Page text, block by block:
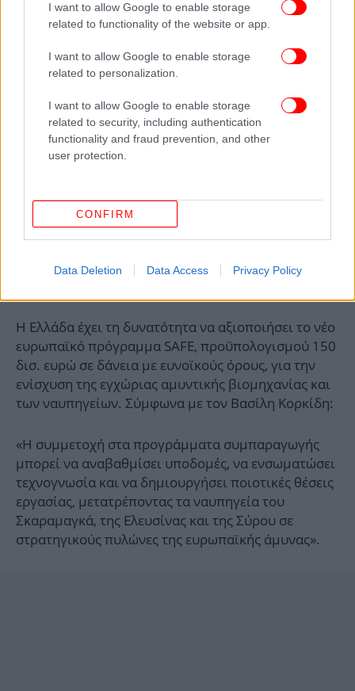
I want to allow Google to enable storage
related to functionality of the website or app.
I want to allow Google to enable storage
related to personalization.
I want to allow Google to enable storage
related to security, including authentication
functionality and fraud prevention, and other
user protection.
CONFIRM
Data Deletion Data Access Privacy Policy
διεκδικήσουν με αξιώσεις την αυτάρκεια της
ελληνικής ναυπηγικής βιομηχανίας στο πλαίσιο της
ευρωπαϊκής αμυντικής βιομηχανίας».
Στη δήλωσή του, ο κ. Κορκίδης υπογραμμίζει ότι η
ελληνική βιομηχανία διαθέτει τεχνογνωσία και
επιχειρησιακή ικανότητα, όπως αποδεικνύουν
προγράμματα Leopard, Rafale, Patriot, Iris και
και οικονομική υπεραξία, συνδέοντας τις ελληνικές
εταιρείες με πανευρωπαϊκές πρωτοβουλίες
Η Ελλάδα έχει τη δυνατότητα να αξιοποιήσει το νέο
ευρωπαϊκό πρόγραμμα SAFE, προϋπολογισμού 150
δισ. ευρώ σε δάνεια με ευνοϊκούς όρους, για την
ενίσχυση της εγχώριας αμυντικής βιομηχανίας και
των ναυπηγείων. Σύμφωνα με τον Βασίλη Κορκίδη:
«Η συμμετοχή στα προγράμματα συμπαραγωγής
μπορεί να αναβαθμίσει υποδομές, να ενσωματώσει
τεχνογνωσία και να δημιουργήσει ποιοτικές θέσεις
εργασίας, μετατρέποντας τα ναυπηγεία του
Σκαραμαγκά, της Ελευσίνας και της Σύρου σε
στρατηγικούς πυλώνες της ευρωπαϊκής άμυνας».